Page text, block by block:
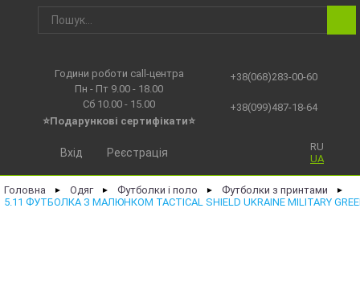
Години роботи call-центра
Пн - Пт 9.00 - 18.00
Сб 10.00 - 15.00
⭐Подарункові сертифікати⭐
+38(068)283-00-60
+38(099)487-18-64
RU
UA
Вхід Реєстрація
Головна ► Одяг ► Футболки і поло ► Футболки з принтами ►
5.11 ФУТБОЛКА З МАЛЮНКОМ TACTICAL SHIELD UKRAINE MILITARY